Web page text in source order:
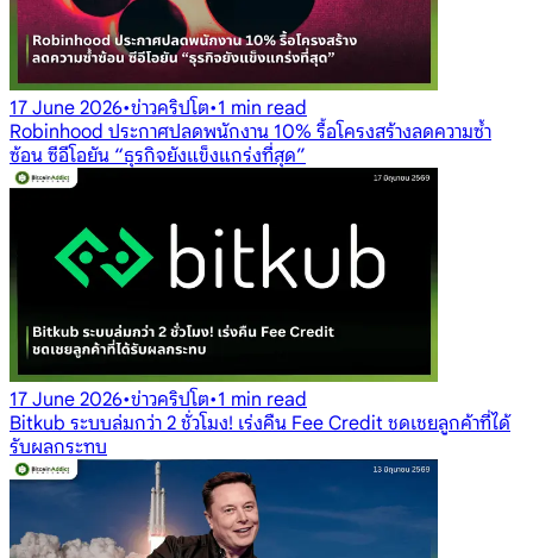
17 June 2026•ข่าวคริปโต•1 min read
Robinhood ประกาศปลดพนักงาน 10% รื้อโครงสร้างลดความซ้ำ
ซ้อน ซีอีโอยัน “ธุรกิจยังแข็งแกร่งที่สุด”
17 June 2026•ข่าวคริปโต•1 min read
Bitkub ระบบล่มกว่า 2 ชั่วโมง! เร่งคืน Fee Credit ชดเชยลูกค้าที่ได้
รับผลกระทบ